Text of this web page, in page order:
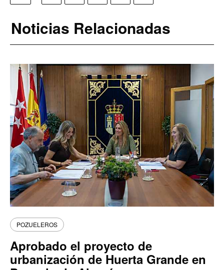
Noticias Relacionadas
POZUELEROS
Aprobado el proyecto de
urbanización de Huerta Grande en